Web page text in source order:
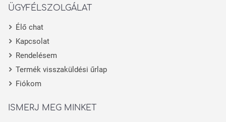
ÜGYFÉLSZOLGÁLAT
Élő chat
Kapcsolat
Rendelésem
Termék visszaküldési űrlap
Fiókom
ISMERJ MEG MINKET